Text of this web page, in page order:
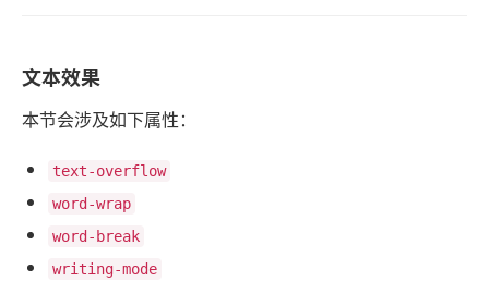
文本效果
本节会涉及如下属性：
text-overflow
word-wrap
word-break
writing-mode